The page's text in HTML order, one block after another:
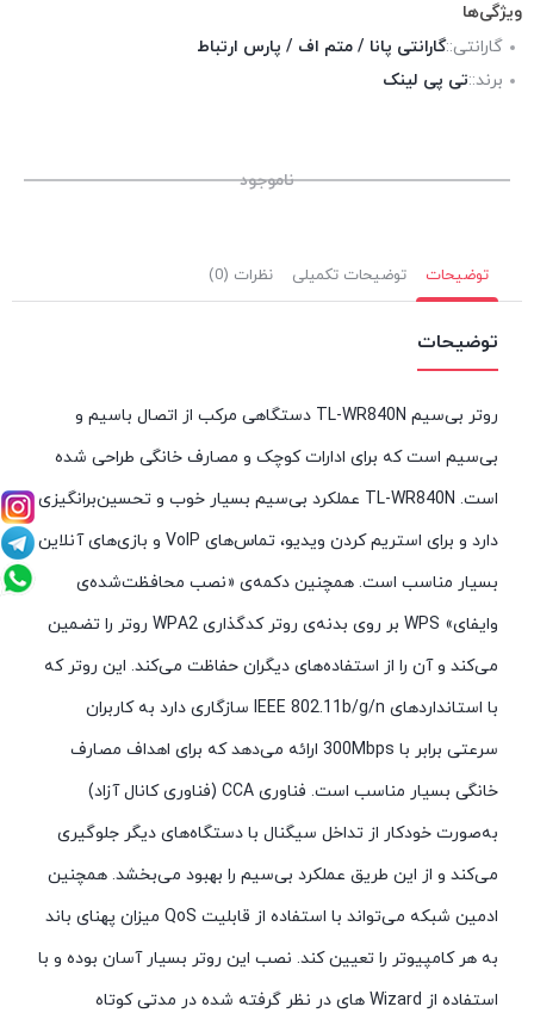
ویژگی‌ها
گارانتی::گارانتی پانا / متم اف / پارس ارتباط
برند::تی پی لینک
ناموجود
توضیحات توضیحات تکمیلی نظرات (0)
توضیحات
روتر بی‌سیم TL-WR840N دستگاهی مرکب از اتصال باسیم و
بی‌سیم است که برای ادارات کوچک و مصارف خانگی طراحی شده
است. TL-WR840N عملکرد بی‌سیم بسیار خوب و تحسین‌برانگیزی
دارد و برای استریم کردن ویدیو، تماس‌های VoIP و بازی‌های آنلاین
بسیار مناسب است. همچنین دکمه‌ی «نصب محافظت‌شده‌ی
وایفای» WPS بر روی بدنه‌ی روتر کدگذاری WPA2 روتر را تضمین
می‌کند و آن را از استفاده‌های دیگران حفاظت می‌کند. این روتر که
با استانداردهای IEEE 802.11b/g/n سازگاری دارد به کاربران
سرعتی برابر با 300Mbps ارائه می‌دهد که برای اهداف مصارف
خانگی بسیار مناسب است. فناوری CCA (فناوری کانال آزاد)
به‌صورت خودکار از تداخل سیگنال با دستگاه‌های دیگر جلوگیری
می‌کند و از این طریق عملکرد بی‌سیم را بهبود می‌بخشد. همچنین
ادمین شبکه می‌تواند با استفاده از قابلیت QoS میزان پهنای باند
به هر کامپیوتر را تعیین کند. نصب این روتر بسیار آسان بوده و با
استفاده از Wizard های در نظر گرفته شده در مدتی کوتاه